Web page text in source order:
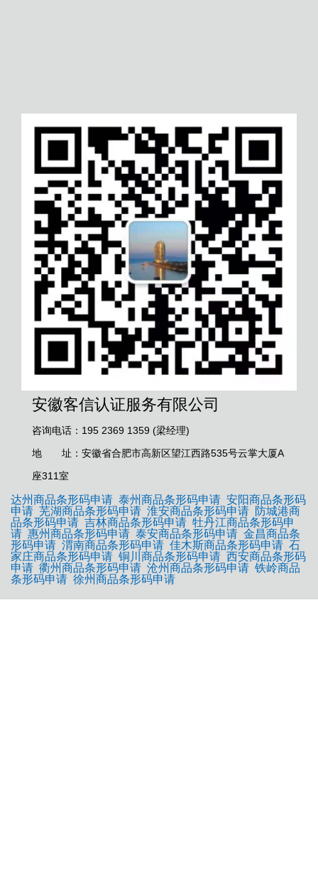
安徽客信认证服务有限公司
咨询电话：195 2369 1359 (梁经理)
地 址：安徽省合肥市高新区望江西路535号云掌大厦A
座311室
达州商品条形码申请 泰州商品条形码申请 安阳商品条形码
申请 芜湖商品条形码申请 淮安商品条形码申请 防城港商
品条形码申请 吉林商品条形码申请 牡丹江商品条形码申
请 惠州商品条形码申请 泰安商品条形码申请 金昌商品条
形码申请 渭南商品条形码申请 佳木斯商品条形码申请 石
家庄商品条形码申请 铜川商品条形码申请 西安商品条形码
申请 衢州商品条形码申请 沧州商品条形码申请 铁岭商品
条形码申请 徐州商品条形码申请